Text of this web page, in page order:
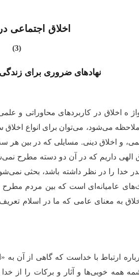
اخلاق اجتماعی
(3)
نهادهای ضروری برای
اخلاق در کاربردهای محاوراتی و علمی
می‌شود، می‌توان برای انواع
و اخلاق دینی. مسایلی که در بین
الهی داریم که در آن دو دسته مطرح
خدا را در نظر داشته باشد، بحثی
عامیانه‌ای است که بین مردم
به معنای عامی که ما در اسلام
ارتباط با خداست که گاهی از آن به
همه خوبی‌ها و آثار و برکات را از خدا